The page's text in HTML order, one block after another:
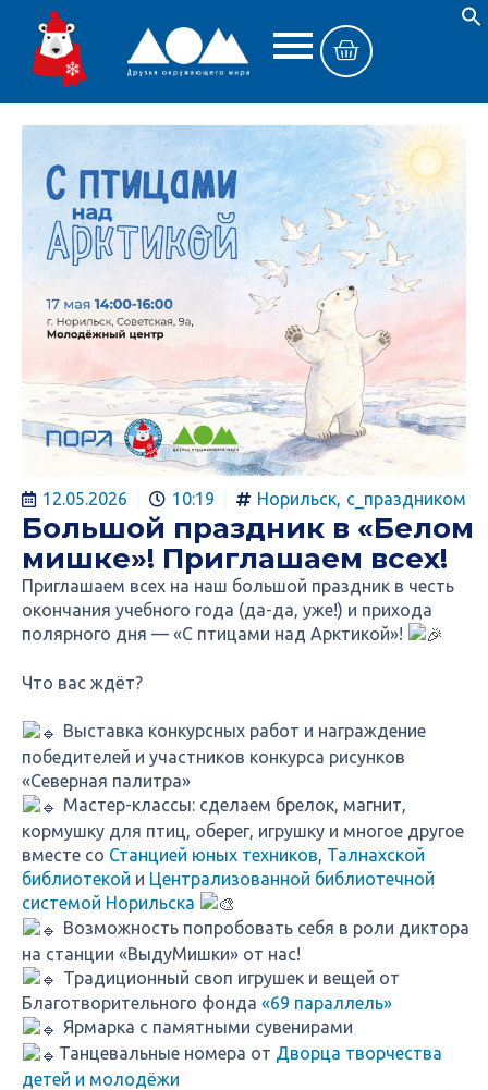
12.05.2026 10:19 Норильск, с_праздником
Большой праздник в «Белом
мишке»! Приглашаем всех!
Приглашаем всех на наш большой праздник в честь
окончания учебного года (да-да, уже!) и прихода
полярного дня — «С птицами над Арктикой»!
Что вас ждёт?
Выставка конкурсных работ и награждение
победителей и участников конкурса рисунков
«Северная палитра»
Мастер-классы: сделаем брелок, магнит,
кормушку для птиц, оберег, игрушку и многое другое
вместе со Станцией юных техников Талнахской
библиотекой и Централизованной библиотечной
системой Норильска
Возможность попробовать себя в роли диктора
на станции «ВыдуМишки» от нас!
Традиционный своп игрушек и вещей от
Благотворительного фонда «69 параллель»
Ярмарка с памятными сувенирами
Танцевальные номера от Дворца творчества
детей и молодёжи